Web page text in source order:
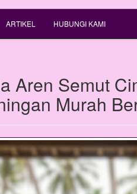
ARTIKEL HUBUNGI KAMI
Aren Semut
Murah